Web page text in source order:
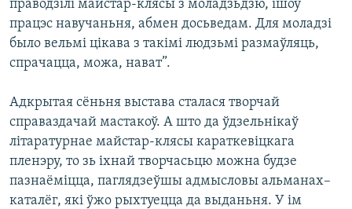
праводзілі майстар-клясы з моладзьдзю, ішоў
працэс навучаньня, абмен досьведам. Для моладзі
было вельмі цікава з такімі людзьмі размаўляць,
спрачацца, можа, нават”.
Адкрытая сёньня выстава сталася творчай
справаздачай мастакоў. А што да ўдзельнікаў
літаратурнае майстар-клясы караткевіцкага
пленэру, то зь іхнай творчасьцю можна будзе
пазнаёміцца, паглядзеўшы адмысловы альманах–
каталёг, які ўжо рыхтуецца да выданьня. У ім